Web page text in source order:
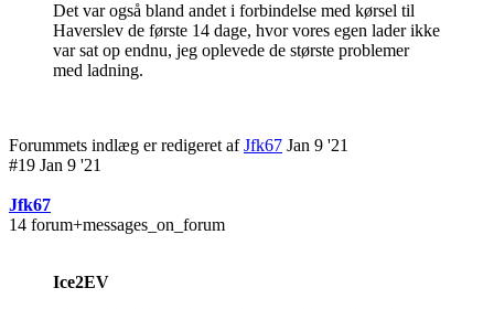
Det var også bland andet i forbindelse med kørsel til
Haverslev de første 14 dage, hvor vores egen lader ikke
var sat op endnu, jeg oplevede de største problemer
med ladning.
Forummets indlæg er redigeret afJfk67 Jan 9 '21
#19 Jan 9 '21
Jfk67
14 forum+messages_on_forum
Ice2EV